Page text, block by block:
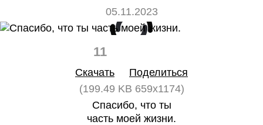
05.11.2023
11
Скачать
Поделиться
(199.49 KB 659x1174)
Спасибо, что ты
часть моей жизни.